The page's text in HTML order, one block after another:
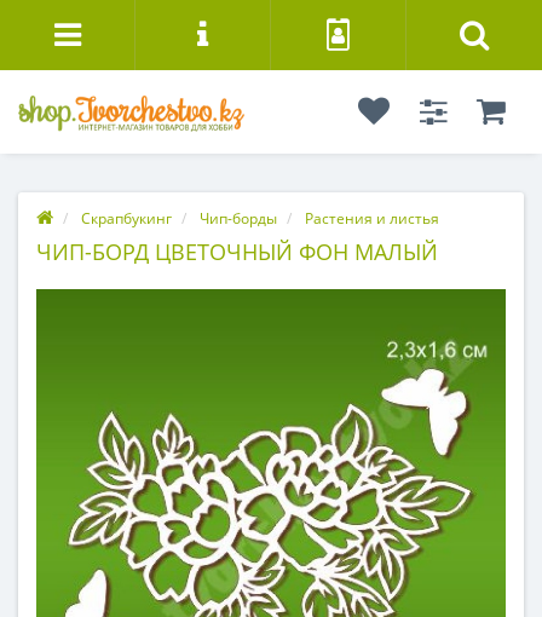
Скрапбукинг Чип-борды Растения и листья
ЧИП-БОРД ЦВЕТОЧНЫЙ ФОН МАЛЫЙ